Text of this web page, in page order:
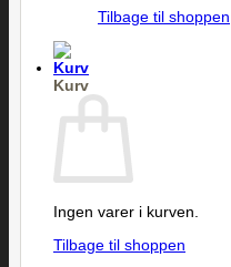
Tilbage til shoppen
Kurv
Ingen varer i kurven.
Tilbage til shoppen